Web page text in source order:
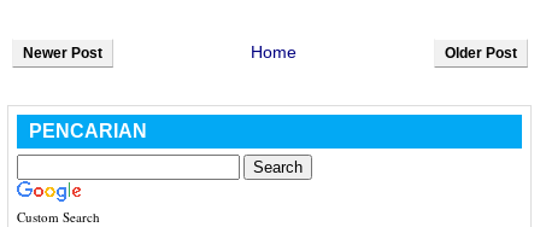
Newer Post Older Post
Home
PENCARIAN
Custom Search